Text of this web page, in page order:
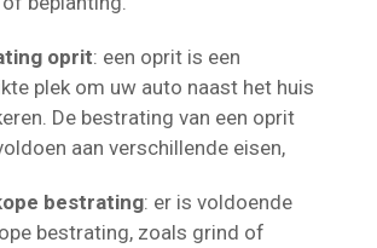
oprit: een oprit is een
plek om uw auto naast het huis
De bestrating van een oprit
aan verschillende eisen,
bestrating: er is voldoende
bestrating, zoals grind of